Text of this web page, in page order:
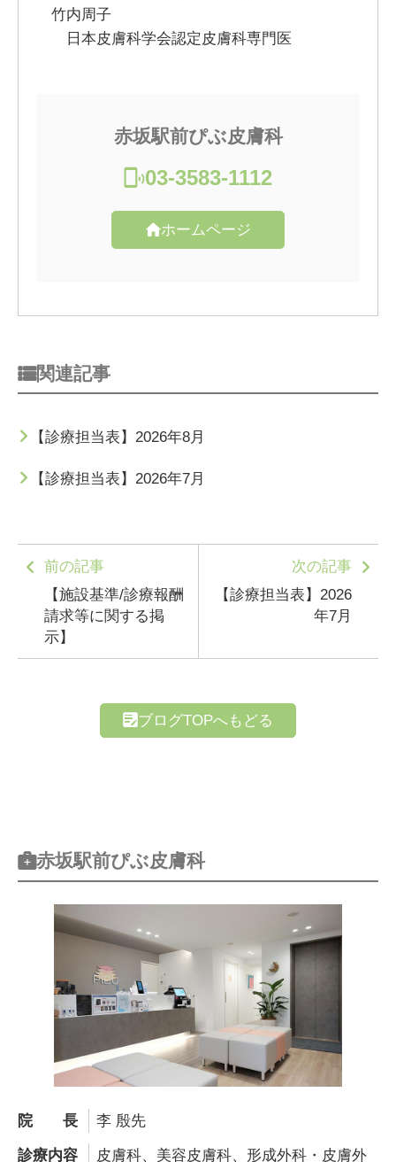
竹内周子
日本皮膚科学会認定皮膚科専門医
赤坂駅前ぴぶ皮膚科
03-3583-1112
ホームページ
関連記事
【診療担当表】2026年8月
【診療担当表】2026年7月
前の記事
【施設基準/診療報酬
請求等に関する掲
示】
次の記事
【診療担当表】2026
年7月
ブログTOPへもどる
赤坂駅前ぴぶ皮膚科
院長
李 殷先
診療内容
皮膚科、美容皮膚科、形成外科・皮膚外